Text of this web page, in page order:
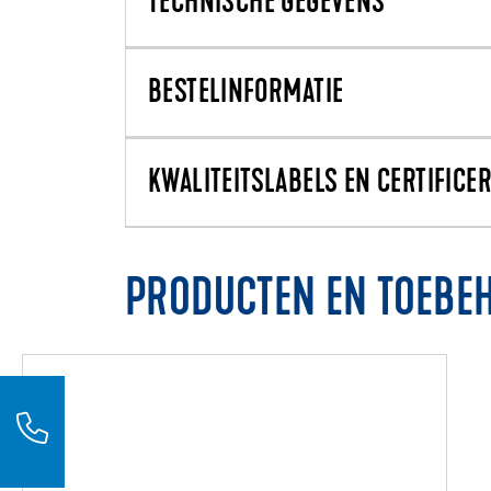
BESTELINFORMATIE
KWALITEITSLABELS EN
PRODUCTEN EN